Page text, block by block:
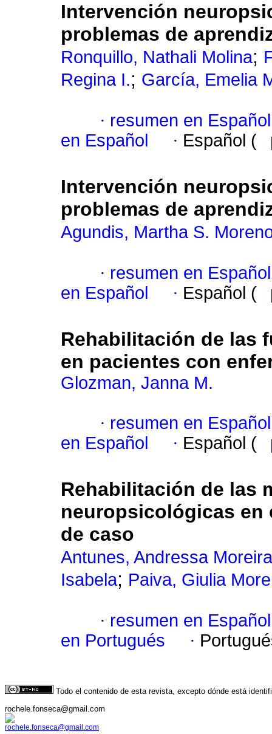
Intervención
problemas de
Ronquillo, Nathali Molina;
Regina I.; García, Emelia
· resumen en Español
en Español
· Español (
Intervención
problemas de
Agundis, Martha S.
· resumen en Español
en Español
· Español (
Rehabilitación de las
en pacientes con
Glozman, Janna M.
· resumen en Español
en Español
· Español (
Rehabilitación de las
neuropsicológicas en
de caso
Antunes, Andressa Moreira
Isabela; Paiva, Giulia
· resumen en Español
en Portugués
·
Todo el contenido de esta revista, excepto dónde está
rochele.fonseca@gmail.com
rochele.fonseca@gmail.com